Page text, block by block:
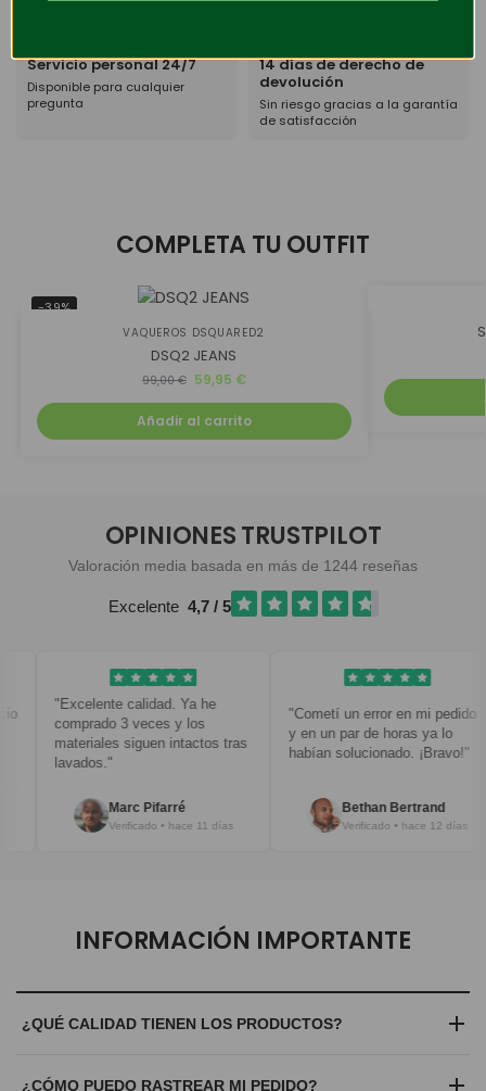
Servicio personal 24/7
Disponible para cualquier
pregunta
14 días de derecho de
devolución
Sin riesgo gracias a la garantía
de satisfacción
COMPLETA TU OUTFIT
-39%
VAQUEROS DSQUARED2
DSQ2 JEANS
99,00€ 59,95 €
Añadir al carrito
OPINIONES TRUSTPILOT
Valoración media basada en más de 1244 reseñas
Excelente 4,7 / 5
"Excelente calidad. Ya he
comprado 3 veces y los
materiales siguen intactos tras
lavados."
Marc Pifarré
Verificado • hace 11 días
"Cometí un error en mi pedido
y en un par de horas ya lo
habían solucionado. ¡Bravo!"
Bethan Bertrand
Verificado • hace 12 días
INFORMACIÓN IMPORTANTE
¿QUÉ CALIDAD TIENEN LOS PRODUCTOS?
¿CÓMO PUEDO RASTREAR MI PEDIDO?